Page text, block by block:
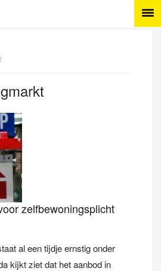
zelfbewoningsplicht
al een tijdje ernstig onder
kijkt ziet dat het aanbod in